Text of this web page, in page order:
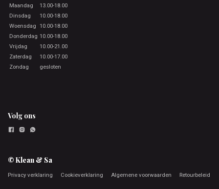
Maandag
13.00-18.00
Dinsdag
10.00-18.00
Woensdag 10.00-18.00
Donderdag 10.00-18.00
Vrijdag
10.00-21.00
Zaterdag
10.00-17.00
Zondag
gesloten
Volg ons
© Klean & Sa
Privacy verklaring Cookieverklaring Algemene voorwaarden Retourbeleid